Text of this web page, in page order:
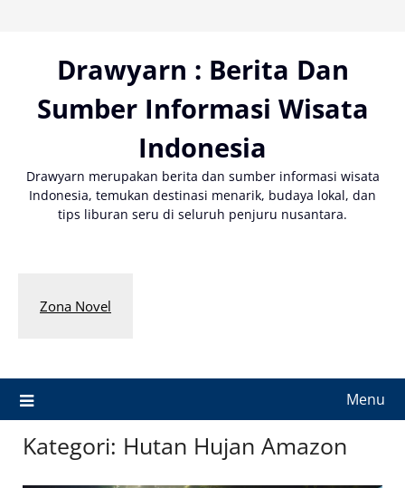
Drawyarn : Berita Dan
Sumber Informasi Wisata
Indonesia
Drawyarn merupakan berita dan sumber informasi wisata
Indonesia, temukan destinasi menarik, budaya lokal, dan
tips liburan seru di seluruh penjuru nusantara.
Zona Novel
Menu
Kategori: Hutan Hujan Amazon